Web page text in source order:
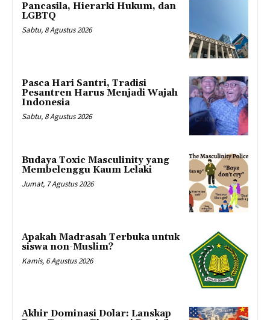
Pancasila, Hierarki Hukum, dan
LGBTQ
Sabtu, 8 Agustus 2026
Pasca Hari Santri, Tradisi
Pesantren Harus Menjadi Wajah
Indonesia
Sabtu, 8 Agustus 2026
Budaya Toxic Masculinity yang
Membelenggu Kaum Lelaki
Jumat, 7 Agustus 2026
Apakah Madrasah Terbuka untuk
siswa non-Muslim?
Kamis, 6 Agustus 2026
Akhir Dominasi Dolar: Lanskap